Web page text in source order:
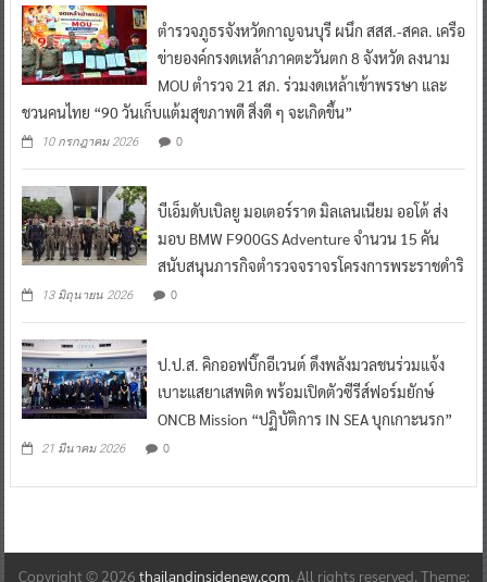
ตำรวจภูธรจังหวัดกาญจนบุรี ผนึก สสส.-สคล. เครือ
ข่ายองค์กรงดเหล้าภาคตะวันตก 8 จังหวัด ลงนาม
MOU ตำรวจ 21 สภ. ร่วมงดเหล้าเข้าพรรษา และ
ชวนคนไทย “90 วันเก็บแต้มสุขภาพดี สิ่งดี ๆ จะเกิดขึ้น”
10 กรกฎาคม 2026 0
บีเอ็มดับเบิลยู มอเตอร์ราด มิลเลนเนียม ออโต้ ส่ง
มอบ BMW F900GS Adventure จำนวน 15 คัน
สนับสนุนภารกิจตำรวจจราจรโครงการพระราชดำริ
13 มิถุนายน 2026 0
ป.ป.ส. คิกออฟบิ๊กอีเวนต์ ดึงพลังมวลชนร่วมแจ้ง
เบาะแสยาเสพติด พร้อมเปิดตัวซีรีส์ฟอร์มยักษ์
ONCB Mission “ปฏิบัติการ IN SEA บุกเกาะนรก”
21 มีนาคม 2026 0
Copyright © 2026 thailandinsidenew.com. All rights reserved. Theme: